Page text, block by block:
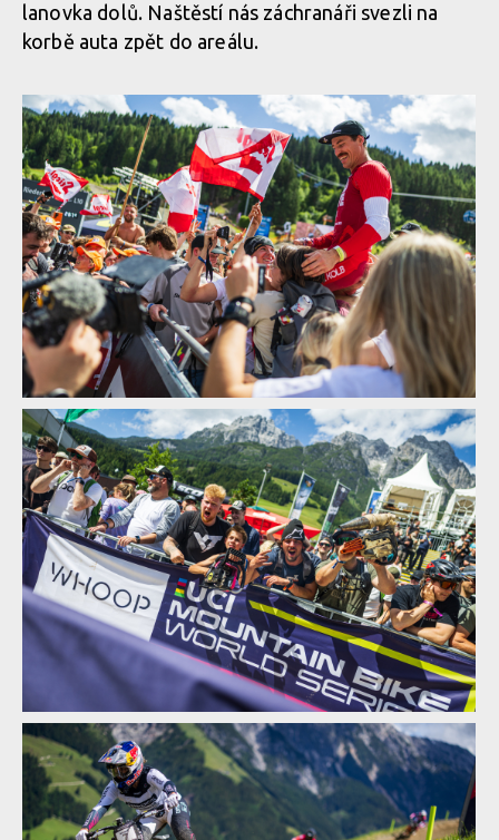
lanovka dolů. Naštěstí nás záchranáři svezli na
korbě auta zpět do areálu.
Textem i obrazem: Vojta Hanák přiblíží Světový pohár
v rakouském Leogangu
Textem i obrazem: Vojta Hanák přiblíží Světový pohár
v rakouském Leogangu
Textem i obrazem: Vojta Hanák přiblíží Světový pohár
v rakouském Leogangu
Textem i obrazem: Vojta Hanák přiblíží Světový pohár
v rakouském Leogangu
Textem i obrazem: Vojta Hanák přiblíží Světový pohár
v rakouském Leogangu